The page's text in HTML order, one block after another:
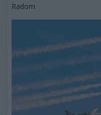
Kategorie artykułu:
Radom